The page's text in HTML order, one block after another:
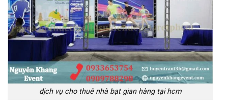
dịch vụ cho thuê nhà bạt gian hàng tại hcm